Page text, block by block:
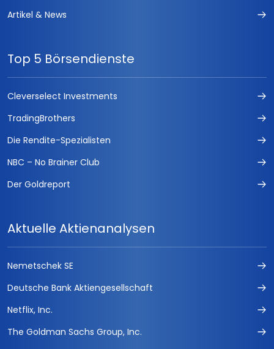
Artikel & News
Top 5 Börsendienste
Cleverselect Investments
TradingBrothers
Die Rendite-Spezialisten
NBC – No Brainer Club
Der Goldreport
Aktuelle Aktienanalysen
Nemetschek SE
Deutsche Bank Aktiengesellschaft
Netflix, Inc.
The Goldman Sachs Group, Inc.